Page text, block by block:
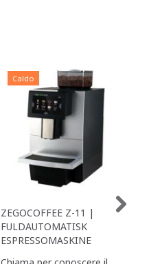
Caldo
ZEGOCOFFEE Z-11 |
FULDAUTOMATISK
ESPRESSOMASKINE